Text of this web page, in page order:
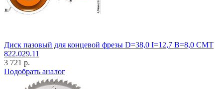
Диск пазовый для концевой фрезы D=38,0 I=12,7 B=8,0 CMT
822.029.11
3 721 р.
Подобрать аналог